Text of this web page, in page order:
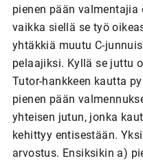
pienen pään valmentajia
vaikka siellä se työ
yhtäkkiä muutu C-
pelaajiksi. Kyllä se juttu
Tutor-hankkeen kautta
pienen pään
yhteisen jutun, jonka
kehittyy entisestään.
arvostus. Ensiksikin a)